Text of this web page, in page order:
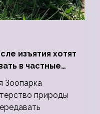
изъятия хотят
в частные
Зоопарка
природы